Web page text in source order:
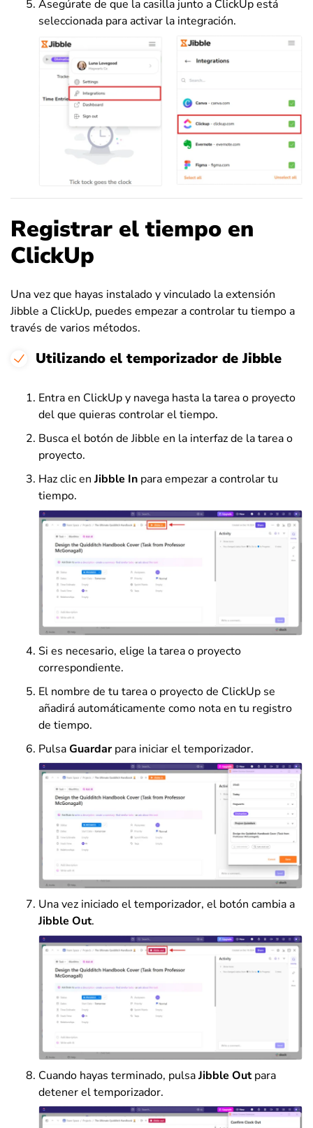
Asegúrate de que la casilla junto a ClickUp está
seleccionada para activar la integración.
Registrar el tiempo en
ClickUp
Una vez que hayas instalado y vinculado la extensión
Jibble a ClickUp, puedes empezar a controlar tu tiempo a
través de varios métodos.
Utilizando el temporizador de Jibble
Entra en ClickUp y navega hasta la tarea o proyecto
del que quieras controlar el tiempo.
Busca el botón de Jibble en la interfaz de la tarea o
proyecto.
Haz clic en Jibble In para empezar a controlar tu
tiempo.
Si es necesario, elige la tarea o proyecto
correspondiente.
El nombre de tu tarea o proyecto de ClickUp se
añadirá automáticamente como nota en tu registro
de tiempo.
PulsaGuardarpara iniciar el temporizador.
Una vez iniciado el temporizador, el botón cambia a
Jibble Out.
Cuando hayas terminado, pulsaJibble Outpara
detener el temporizador.